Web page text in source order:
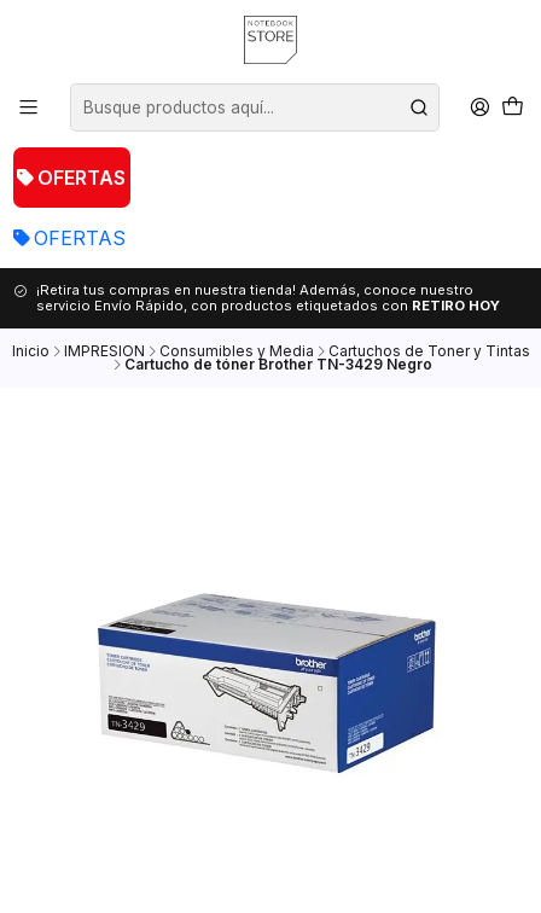
OFERTAS
OFERTAS
¡Retira tus compras en nuestra tienda! Además, conoce nuestro
servicio Envío Rápido, con productos etiquetados con RETIRO HOY
Inicio IMPRESION Consumibles y Media Cartuchos de Toner y Tintas
Cartucho de tóner Brother TN-3429 Negro